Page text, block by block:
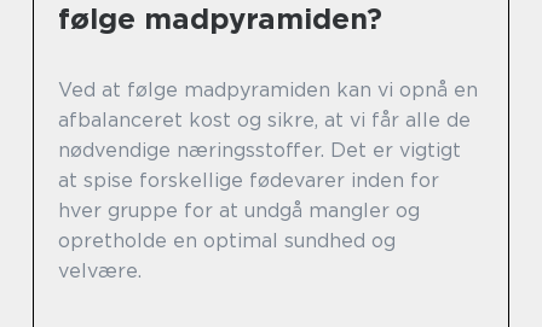
følge madpyramiden?
Ved at følge madpyramiden kan vi opnå en
afbalanceret kost og sikre, at vi får alle de
nødvendige næringsstoffer. Det er vigtigt
at spise forskellige fødevarer inden for
hver gruppe for at undgå mangler og
opretholde en optimal sundhed og
velvære.